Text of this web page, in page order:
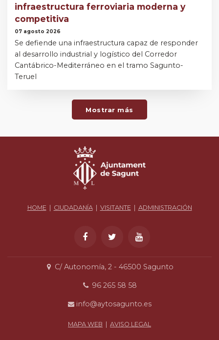
infraestructura ferroviaria moderna y
competitiva
07 agosto 2026
Se defiende una infraestructura capaz de responder
al desarrollo industrial y logístico del Corredor
Cantábrico-Mediterráneo en el tramo Sagunto-
Teruel
Mostrar más
HOME| CIUDADANÍA| VISITANTE| ADMINISTRACIÓN
C/ Autonomía, 2 - 46500 Sagunto
96 265 58 58
info@aytosagunto.es
MAPA WEB AVISO LEGAL